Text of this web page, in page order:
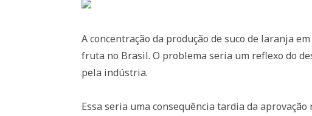
A concentração da produção de suco de laranja
fruta no Brasil. O problema seria um reflexo do
pela indústria.
Essa seria uma consequência tardia da